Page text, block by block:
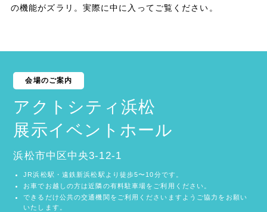
の機能がズラリ。実際に中に入ってご覧ください。
会場のご案内
アクトシティ浜松
展示イベントホール
浜松市中区中央3-12-1
JR浜松駅・遠鉄新浜松駅より徒歩5〜10分です。
お車でお越しの方は近隣の有料駐車場をご利用ください。
できるだけ公共の交通機関をご利用くださいますようご協力をお願い
いたします。